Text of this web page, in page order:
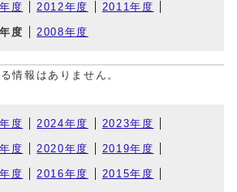
度 2012年度 2011年度
度 2008年度
情報はありません。
度 2024年度 2023年度
度 2020年度 2019年度
度 2016年度 2015年度